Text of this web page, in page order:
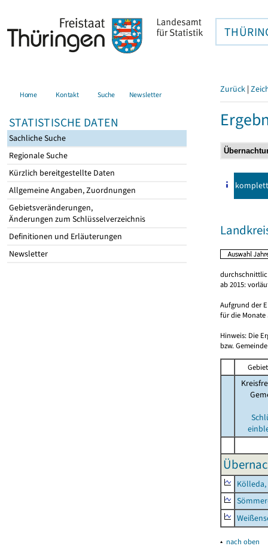
Home Kontakt Suche Newsletter
STATISTISCHE DATEN
Sachliche Suche
Regionale Suche
Kürzlich bereitgestellte Daten
Allgemeine Angaben, Zuordnungen
Gebietsveränderungen,
Änderungen zum Schlüsselverzeichnis
Definitionen und Erläuterungen
Newsletter
Zurück |
komplett
ab 2015:
Aufgrund der
für die Monate
Hinweis: Die
bzw.
▴ nach oben